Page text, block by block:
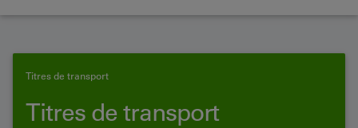
Titres de transport
Titres de transport